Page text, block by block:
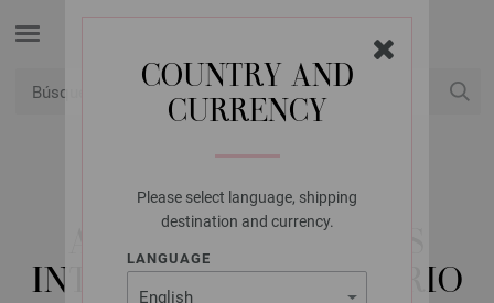
COUNTRY AND
CURRENCY
Please select language, shipping
destination and currency.
LANGUAGE
LANA GROSSA
AGUJAS CIRCULARES
INTERCAMBIABLES VARIO